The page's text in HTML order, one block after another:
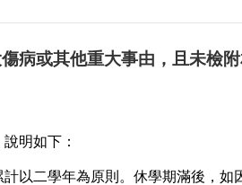
病或其他重大事由，且未檢
明如下：
以二學年為原則。休學期滿後，